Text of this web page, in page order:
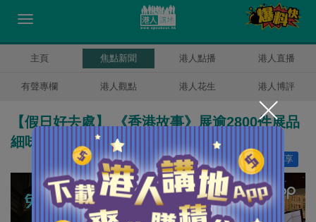
主頁 焦點新聞 港人點播 港人直播
有聲專欄 港人觀點 港人花生 港人博評
【假日好去處】 《香港故事》展逾2800件展品
細味香港變遷
分享
讚好 5